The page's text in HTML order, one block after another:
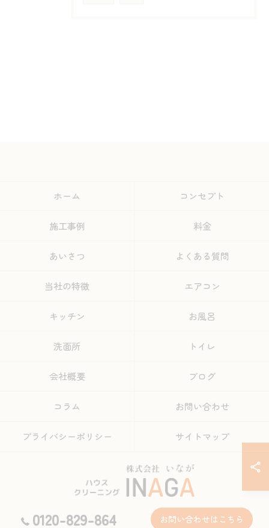
0120-829-864 お問い合わせはこちら
ホーム コンセプト
施工事例 料金
あいさつ よくある質問
当社の特徴 エアコン
キッチン お風呂
洗面所 トイレ
会社概要 ブログ
コラム お問い合わせ
プライバシーポリシー サイトマップ